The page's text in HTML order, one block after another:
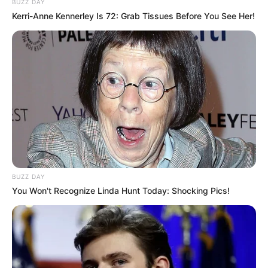
BUZZ DAY
Kerri-Anne Kennerley Is 72: Grab Tissues Before You See Her!
BUZZ DAY
You Won't Recognize Linda Hunt Today: Shocking Pics!